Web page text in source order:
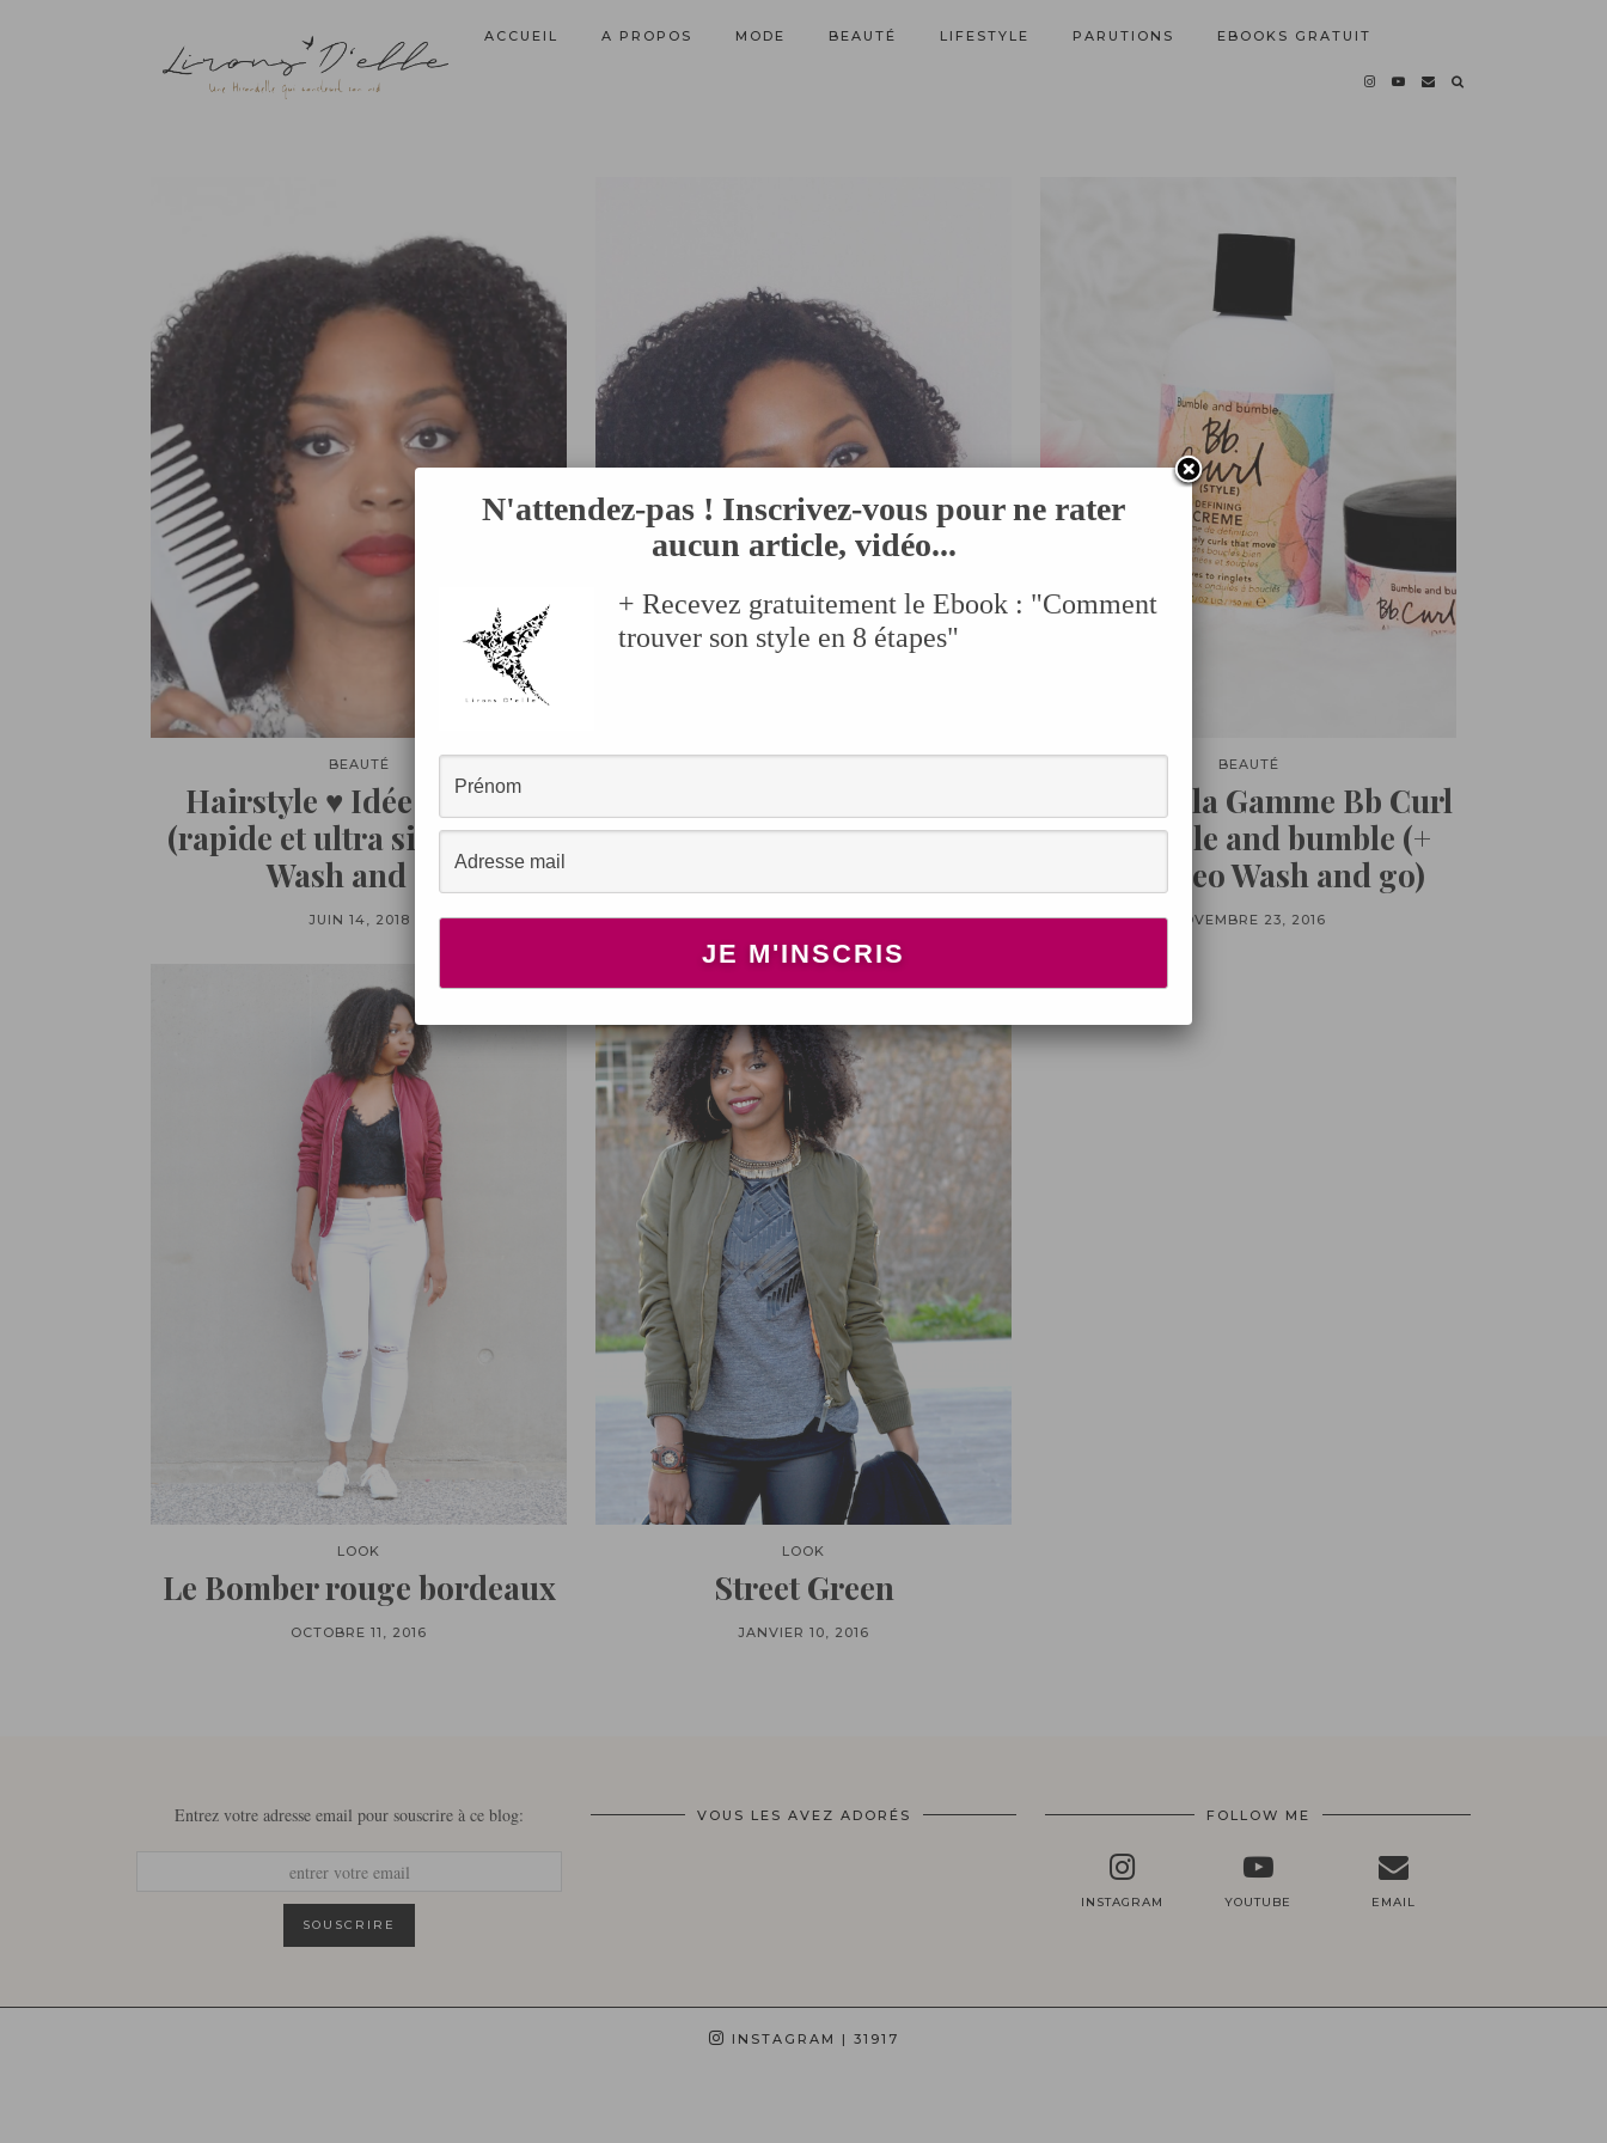
ACCUEIL A PROPOS MODE BEAUTÉ LIFESTYLE PARUTIONS EBOOKS GRATUIT
BEAUTÉ
Hairstyle ♥ Idée coiffure
(rapide et ultra simple) sur
Wash and go
JUIN 14, 2018
Définition des boucles et
MAI 26, 2018
BEAUTÉ
Revue sur la Gamme Bb Curl
de Bumble and bumble (+
Tuto video Wash and go)
NOVEMBRE 23, 2016
LOOK
Le Bomber rouge bordeaux
OCTOBRE 11, 2016
LOOK
Street Green
JANVIER 10, 2016
Entrez votre adresse email pour souscrire à ce blog: VOUS LES AVEZ ADORÉS FOLLOW ME
INSTAGRAM YOUTUBE EMAIL
INSTAGRAM | 31917
N'attendez-pas ! Inscrivez-vous pour ne rater
aucun article, vidéo...
+ Recevez gratuitement le Ebook : "Comment
trouver son style en 8 étapes"